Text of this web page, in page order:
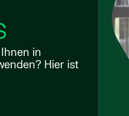
in
Hier ist